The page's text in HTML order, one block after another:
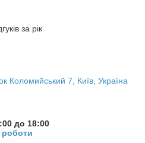
за рік
Коломийський 7, Київ, Україна
до 18:00
роботи